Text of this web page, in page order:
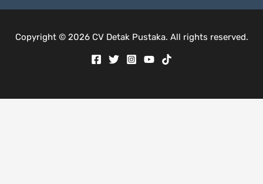
Copyright © 2026 CV Detak Pustaka. All rights reserved.